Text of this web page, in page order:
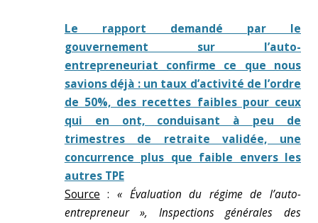
Le rapport demandé par le
gouvernement sur l’auto-
entrepreneuriat confirme ce que nous
savions déjà : un taux d’activité de l’ordre
de 50%, des recettes faibles pour ceux
qui en ont, conduisant à peu de
trimestres de retraite validée, une
concurrence plus que faible envers les
autres TPE
Source : « Évaluation du régime de l’auto-
entrepreneur », Inspections générales des